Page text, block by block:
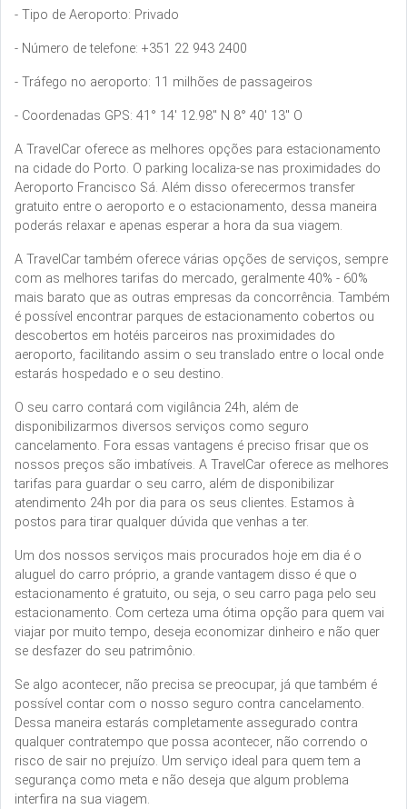
- Tipo de Aeroporto: Privado
- Número de telefone: +351 22 943 2400
- Tráfego no aeroporto: 11 milhões de passageiros
- Coordenadas GPS: 41° 14' 12.98" N 8° 40' 13" O
A TravelCar oferece as melhores opções para estacionamento
na cidade do Porto. O parking localiza-se nas proximidades do
Aeroporto Francisco Sá. Além disso oferecermos transfer
gratuito entre o aeroporto e o estacionamento, dessa maneira
poderás relaxar e apenas esperar a hora da sua viagem.
A TravelCar também oferece várias opções de serviços, sempre
com as melhores tarifas do mercado, geralmente 40% - 60%
mais barato que as outras empresas da concorrência. Também
é possível encontrar parques de estacionamento cobertos ou
descobertos em hotéis parceiros nas proximidades do
aeroporto, facilitando assim o seu translado entre o local onde
estarás hospedado e o seu destino.
O seu carro contará com vigilância 24h, além de
disponibilizarmos diversos serviços como seguro
cancelamento. Fora essas vantagens é preciso frisar que os
nossos preços são imbatíveis. A TravelCar oferece as melhores
tarifas para guardar o seu carro, além de disponibilizar
atendimento 24h por dia para os seus clientes. Estamos à
postos para tirar qualquer dúvida que venhas a ter.
Um dos nossos serviços mais procurados hoje em dia é o
aluguel do carro próprio, a grande vantagem disso é que o
estacionamento é gratuito, ou seja, o seu carro paga pelo seu
estacionamento. Com certeza uma ótima opção para quem vai
viajar por muito tempo, deseja economizar dinheiro e não quer
se desfazer do seu patrimônio.
Se algo acontecer, não precisa se preocupar, já que também é
possível contar com o nosso seguro contra cancelamento.
Dessa maneira estarás completamente assegurado contra
qualquer contratempo que possa acontecer, não correndo o
risco de sair no prejuízo. Um serviço ideal para quem tem a
segurança como meta e não deseja que algum problema
interfira na sua viagem.